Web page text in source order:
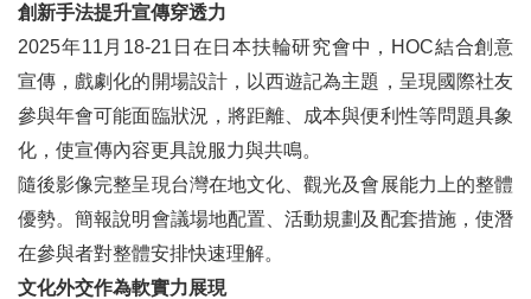
創新手法提升宣傳穿透力
2025年11月18-21日在日本扶輪研究會中，HOC結合創意
宣傳，戲劇化的開場設計，以西遊記為主題，呈現國際社友
參與年會可能面臨狀況，將距離、成本與便利性等問題具象
化，使宣傳內容更具說服力與共鳴。
隨後影像完整呈現台灣在地文化、觀光及會展能力上的整體
優勢。簡報說明會議場地配置、活動規劃及配套措施，使潛
在參與者對整體安排快速理解。
文化外交作為軟實力展現